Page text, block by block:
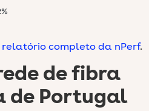
relatório completo da nPerf.
de fibra
de Portugal